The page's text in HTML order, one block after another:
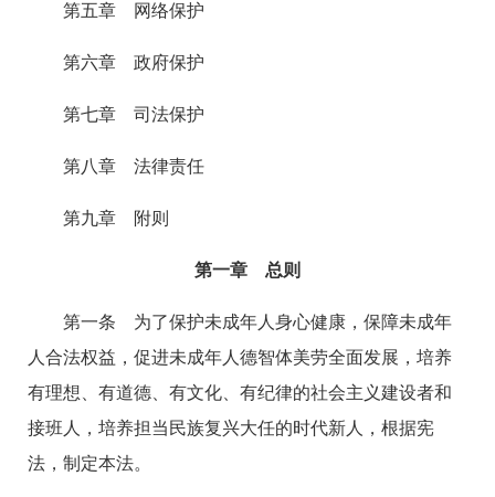
第五章 网络保护
第六章 政府保护
第七章 司法保护
第八章 法律责任
第九章 附则
第一章 总则
第一条 为了保护未成年人身心健康，保障未成年
人合法权益，促进未成年人德智体美劳全面发展，培养
有理想、有道德、有文化、有纪律的社会主义建设者和
接班人，培养担当民族复兴大任的时代新人，根据宪
法，制定本法。